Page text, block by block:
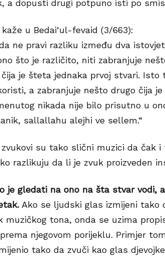
a dopusti drugi potpuno isti po
u Bedai‘ul-fevaid (3/663):
ne pravi razliku između dva
što je različito, niti zabranjuje
je šteta jednaka prvoj stvari. Isto
a zabranjuje nešto drugo čija
nikada nije bilo prisutno u
sallallahu alejhi ve sellem.“
su tako slični muzici da čak i
razlikuju da li je zvuk proizveden
je gledati na ono na šta stvar vodi,
Ako se ljudski glas izmijeni tako
muzičkog tona, onda se uzima
njegovom porijeklu. Primjer
tako da zvuči kao glas